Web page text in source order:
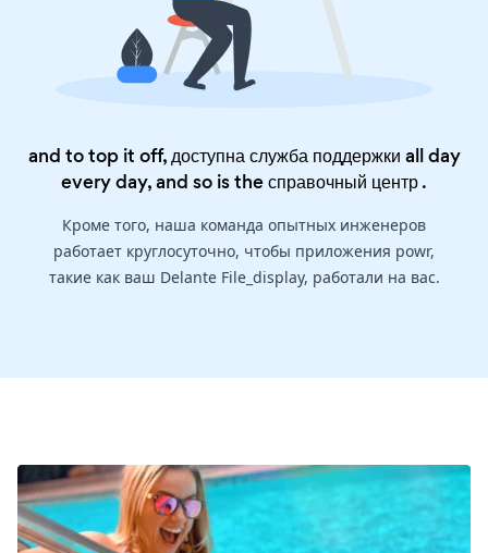
and to top it off, доступна служба поддержки all day
every day, and so is theсправочный центр.
Кроме того, наша команда опытных инженеров
работает круглосуточно, чтобы приложения powr,
такие как ваш Delante File_display, работали на вас.